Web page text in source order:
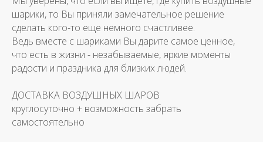
шарики, то Вы приняли замечательное решение
сделать кого-то еще немного счастливее.
Ведь вместе с шариками Вы дарите самое ценное,
что есть в жизни - незабываемые, яркие моменты
радости и праздника для близких людей.
ДОСТАВКА ВОЗДУШНЫХ ШАРОВ
круглосуточно + возможность забрать
самостоятельно